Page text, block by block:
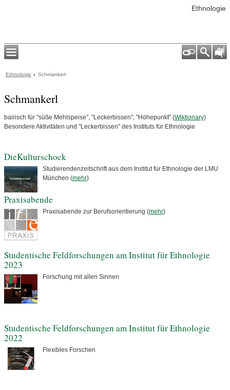
Ethnologie
Ethnologie Schmankerl
Schmankerl
bairisch für "süße Mehlspeise", "Leckerbissen", "Höhepunkt" (Wiktionary)
Besondere Aktivitäten und "Leckerbissen" des Instituts für Ethnologie
DieKulturschock
Studierendenzeitschrift aus dem Institut für Ethnologie der LMU
München (mehr)
Praxisabende
Praxisabende zur Berufsorientierung (mehr)
Studentische Feldforschungen am Institut für Ethnologie
2023
Forschung mit allen Sinnen
Studentische Feldforschungen am Institut für Ethnologie
2022
Flexibles Forschen